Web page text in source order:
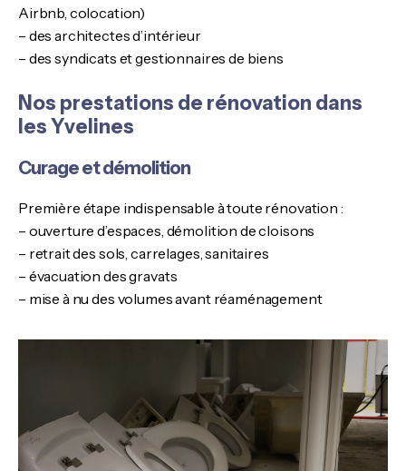
Airbnb, colocation)
– des architectes d’intérieur
– des syndicats et gestionnaires de biens
Nos prestations de rénovation dans
les Yvelines
Curage et démolition
Première étape indispensable à toute rénovation :
– ouverture d’espaces, démolition de cloisons
– retrait des sols, carrelages, sanitaires
– évacuation des gravats
– mise à nu des volumes avant réaménagement